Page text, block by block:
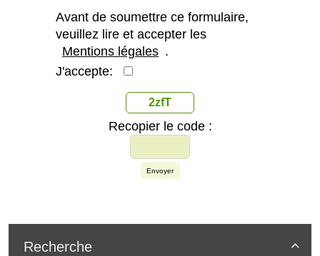
Avant de soumettre ce formulaire,
veuillez lire et accepter les
Mentions légales .
J'accepte:
2zfT
Recopier le code :
Envoyer

Recherche